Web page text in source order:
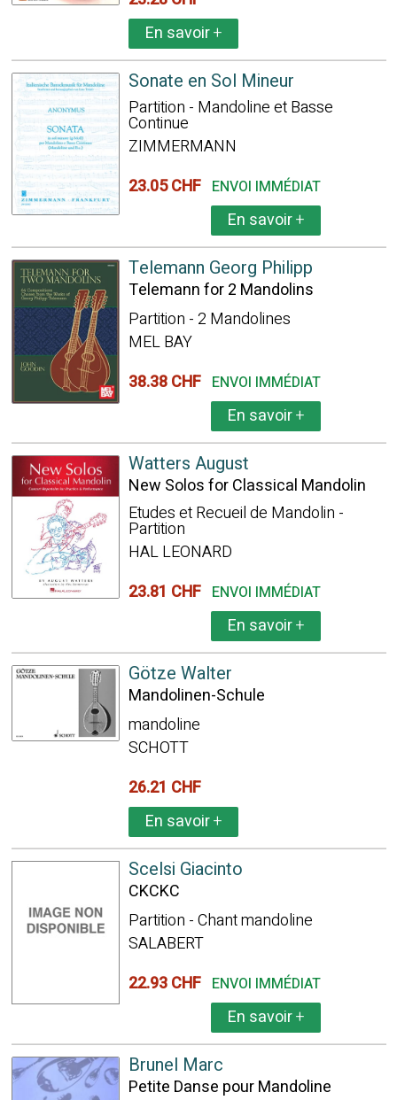
En savoir+
Sonate en Sol Mineur
Partition - Mandoline et Basse
Continue
ZIMMERMANN
23.05 CHF ENVOI IMMÉDIAT
En savoir+
Telemann Georg Philipp
Telemann for 2 Mandolins
Partition - 2 Mandolines
MEL BAY
38.38 CHF ENVOI IMMÉDIAT
En savoir+
Watters August
New Solos for Classical Mandolin
Etudes et Recueil de Mandolin -
Partition
HAL LEONARD
23.81 CHF ENVOI IMMÉDIAT
En savoir+
Götze Walter
Mandolinen-Schule
mandoline
SCHOTT
26.21 CHF
En savoir+
Scelsi Giacinto
CKCKC
Partition - Chant mandoline
SALABERT
22.93 CHF ENVOI IMMÉDIAT
En savoir+
Brunel Marc
Petite Danse pour Mandoline